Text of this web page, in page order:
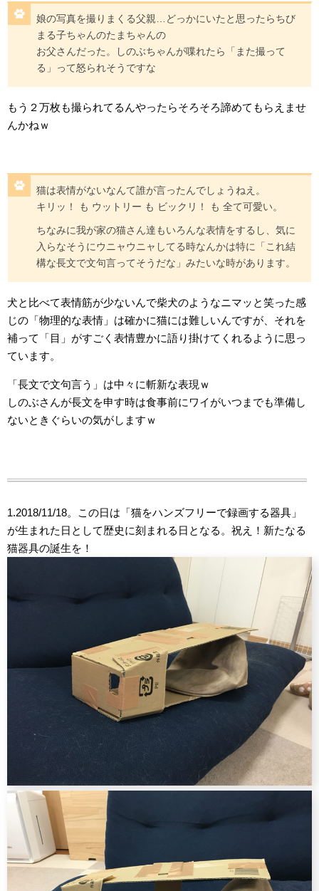
娘の写真を撮りまくる父親…どっかにいたと思ったらちび
まる子ちゃんのたまちゃんの
お父さんだった。しのぶちゃんが喋れたら「また撮って
る」って怒られそうですな
もう２万枚も撮られてるんやったらそろそろ諦めてもらえませ
んかねｗ
猫は表情がないなんて誰が言ったんでしょうねえ。
キリッ！ も ウットリー も ビックリ！ も 全て可愛い。
ちなみに我が家の猫さん達もいろんな表情をするし、気に
入らなそうにウニャウニャしてる時なんかは特に「これ結
構な長文で文句言ってそうだな」みたいな時があります。
犬と比べて表情筋が少ないんで柴犬のようなニマッと笑った感
じの「物理的な表情」は確かに猫には難しいんですが、それを
補って「目」がすごく表情豊かに語り掛けてくれるように思っ
ています。
「長文で文句言う」は中々に斬新な表現ｗ
しのぶさんが長文を申す時は食事前にワイがいつまでも準備し
ないときぐらいの気がしますｗ
1.2018/11/18。この日は「猫をハンズフリーで録画する器具」
が生まれた日として歴史に刻まれる日となる。祝え！新たなる
猫器具の誕生を！